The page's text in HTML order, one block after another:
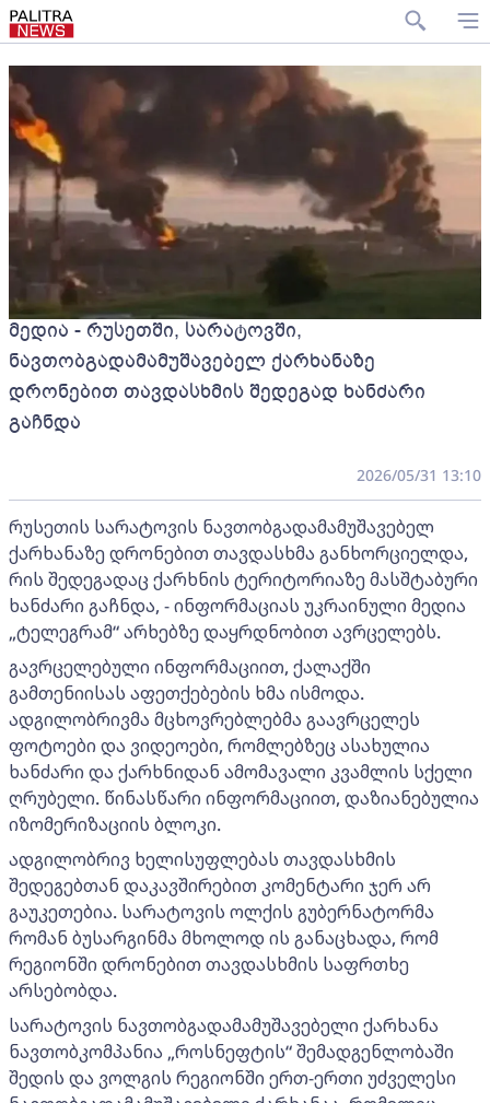
მედია - რუსეთში, სარატოვში,
ნავთობგადამამუშავებელ ქარხანაზე
დრონებით თავდასხმის შედეგად ხანძარი
გაჩნდა
2026/05/31 13:10
რუსეთის სარატოვის ნავთობგადამამუშავებელ
ქარხანაზე დრონებით თავდასხმა განხორციელდა,
რის შედეგადაც ქარხნის ტერიტორიაზე მასშტაბური
ხანძარი გაჩნდა, - ინფორმაციას უკრაინული მედია
„ტელეგრამ“ არხებზე დაყრდნობით ავრცელებს.
გავრცელებული ინფორმაციით, ქალაქში
გამთენიისას აფეთქებების ხმა ისმოდა.
ადგილობრივმა მცხოვრებლებმა გაავრცელეს
ფოტოები და ვიდეოები, რომლებზეც ასახულია
ხანძარი და ქარხნიდან ამომავალი კვამლის სქელი
ღრუბელი. წინასწარი ინფორმაციით, დაზიანებულია
იზომერიზაციის ბლოკი.
ადგილობრივ ხელისუფლებას თავდასხმის
შედეგებთან დაკავშირებით კომენტარი ჯერ არ
გაუკეთებია. სარატოვის ოლქის გუბერნატორმა
რომან ბუსარგინმა მხოლოდ ის განაცხადა, რომ
რეგიონში დრონებით თავდასხმის საფრთხე
არსებობდა.
სარატოვის ნავთობგადამამუშავებელი ქარხანა
ნავთობკომპანია „როსნეფტის“ შემადგენლობაში
შედის და ვოლგის რეგიონში ერთ-ერთი უძველესი